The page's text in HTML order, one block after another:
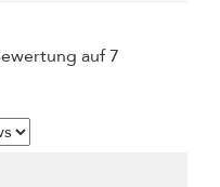
auf 7